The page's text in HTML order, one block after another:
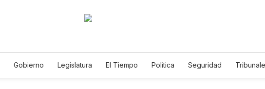
Gobierno Legislatura El Tiempo Política Seguridad